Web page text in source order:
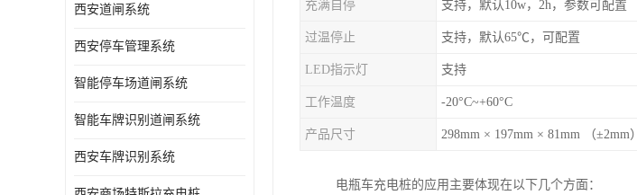
西安道闸系统
西安停车管理系统
智能停车场道闸系统
智能车牌识别道闸系统
西安车牌识别系统
充满自停 支持，默认10w，2h，参数可配置
过温停止 支持，默认65℃，可配置
LED指示灯 支持
工作温度 -20°C~+60°C
产品尺寸 298mm × 197mm × 81mm （±2mm）
电瓶车充电桩的应用主要体现在以下几个方面：